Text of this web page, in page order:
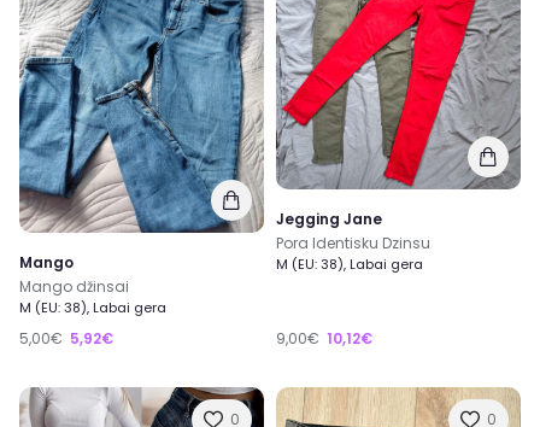
Mango
Mango džinsai
M (EU: 38), Labai gera
5,00€ 5,92€
Jegging Jane
Pora Identisku Dzinsu
M (EU: 38), Labai gera
9,00€ 10,12€
0 0